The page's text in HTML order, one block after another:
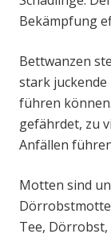
Bekämpfung
Bettwanzen
stark juckende
führen
gefährdet, zu
Anfällen
Motten sind
Dörrobstmotte
Tee, Dörrobst,